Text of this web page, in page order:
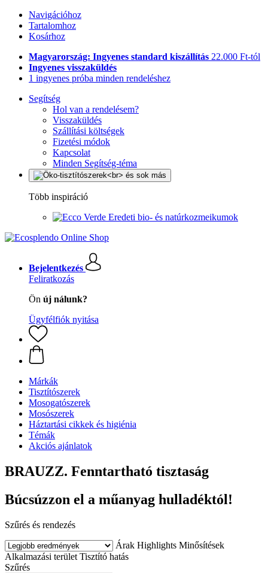
Navigációhoz
Tartalomhoz
Kosárhoz
Magyarország: Ingyenes standard kiszállítás 22.000 Ft-tól
Ingyenes visszaküldés
1 ingyenes próba minden rendeléshez
Segítség
Hol van a rendelésem?
Visszaküldés
Szállítási költségek
Fizetési módok
Kapcsolat
Minden Segítség-téma
Több inspiráció
Eredeti bio- és natúrkozmeikumok
Bejelentkezés
Feliratkozás
Ön új nálunk?
Ügyfélfiók nyitása
Márkák
Tisztítószerek
Mosogatószerek
Mosószerek
Háztartási cikkek és higiénia
Témák
Akciós ajánlatok
BRAUZZ. Fenntartható tisztaság
Búcsúzzon el a műanyag hulladéktól!
Szűrés és rendezés
Árak Highlights Minősítések
Alkalmazási terület Tisztító hatás
Szűrés